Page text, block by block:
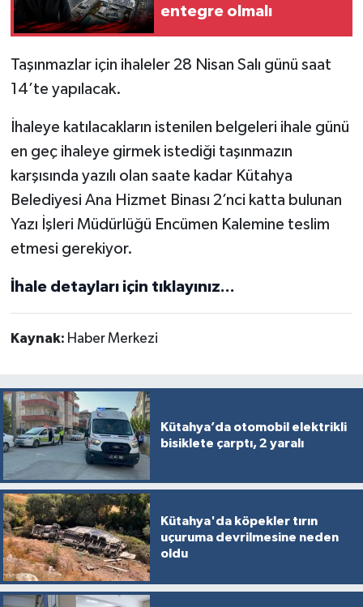
entegre olmalı
Taşınmazlar için ihaleler 28 Nisan Salı günü saat
14’te yapılacak.
İhaleye katılacakların istenilen belgeleri ihale günü
en geç ihaleye girmek istediği taşınmazın
karşısında yazılı olan saate kadar Kütahya
Belediyesi Ana Hizmet Binası 2’nci katta bulunan
Yazı İşleri Müdürlüğü Encümen Kalemine teslim
etmesi gerekiyor.
İhale detayları için tıklayınız...
Kaynak: Haber Merkezi
Kütahya’da otomobil elektrikli
bisiklete çarptı, 2 yaralı
Kütahya'da köpekler tırın
uçuruma devrilmesine neden
oldu
Yemek Tarifleri